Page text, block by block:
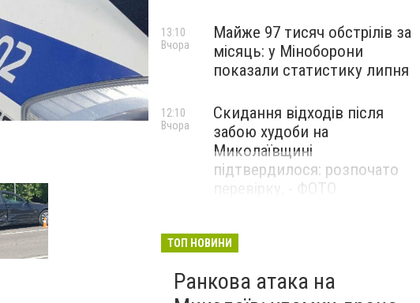
Майже 97 тисяч обстрілів за
місяць: у Міноборони
показали статистику липня
13:10
Вчора
Скидання відходів після
забою худоби на
Миколаївщині
підтвердилося: розпочато
перевірку, - ФОТО
12:10
Вчора
ТОП НОВИНИ
Ранкова атака на